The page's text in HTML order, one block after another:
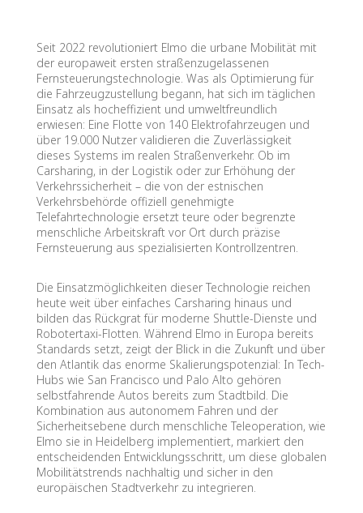
Seit 2022 revolutioniert Elmo die urbane Mobilität mit
der europaweit ersten straßenzugelassenen
Fernsteuerungstechnologie. Was als Optimierung für
die Fahrzeugzustellung begann, hat sich im täglichen
Einsatz als hocheffizient und umweltfreundlich
erwiesen: Eine Flotte von 140 Elektrofahrzeugen und
über 19.000 Nutzer validieren die Zuverlässigkeit
dieses Systems im realen Straßenverkehr. Ob im
Carsharing, in der Logistik oder zur Erhöhung der
Verkehrssicherheit – die von der estnischen
Verkehrsbehörde offiziell genehmigte
Telefahrtechnologie ersetzt teure oder begrenzte
menschliche Arbeitskraft vor Ort durch präzise
Fernsteuerung aus spezialisierten Kontrollzentren.
Die Einsatzmöglichkeiten dieser Technologie reichen
heute weit über einfaches Carsharing hinaus und
bilden das Rückgrat für moderne Shuttle-Dienste und
Robotertaxi-Flotten. Während Elmo in Europa bereits
Standards setzt, zeigt der Blick in die Zukunft und über
den Atlantik das enorme Skalierungspotenzial: In Tech-
Hubs wie San Francisco und Palo Alto gehören
selbstfahrende Autos bereits zum Stadtbild. Die
Kombination aus autonomem Fahren und der
Sicherheitsebene durch menschliche Teleoperation, wie
Elmo sie in Heidelberg implementiert, markiert den
entscheidenden Entwicklungsschritt, um diese globalen
Mobilitätstrends nachhaltig und sicher in den
europäischen Stadtverkehr zu integrieren.